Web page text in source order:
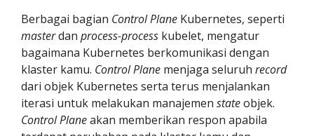
Berbagai bagian Control Plane Kubernetes, seperti
masterdan process-process kubelet, mengatur
bagaimana Kubernetes berkomunikasi dengan
klaster kamu. Control Plane menjaga seluruh record
dari objek Kubernetes serta terus menjalankan
iterasi untuk melakukan manajemen stateobjek.
Control Planeakan memberikan respon apabila